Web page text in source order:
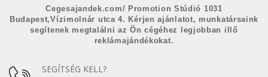
Cegesajandek.com/ Promotion Stúdió 1031
Budapest,Vízimolnár utca 4. Kérjen ajánlatot, munkatársaink
segítenek megtalálni az Ön cégéhez legjobban illő
reklámajándékokat.
SEGÍTSÉG KELL?